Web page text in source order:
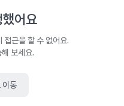
어요
접근을 할 수 없어요.
보세요.
이동